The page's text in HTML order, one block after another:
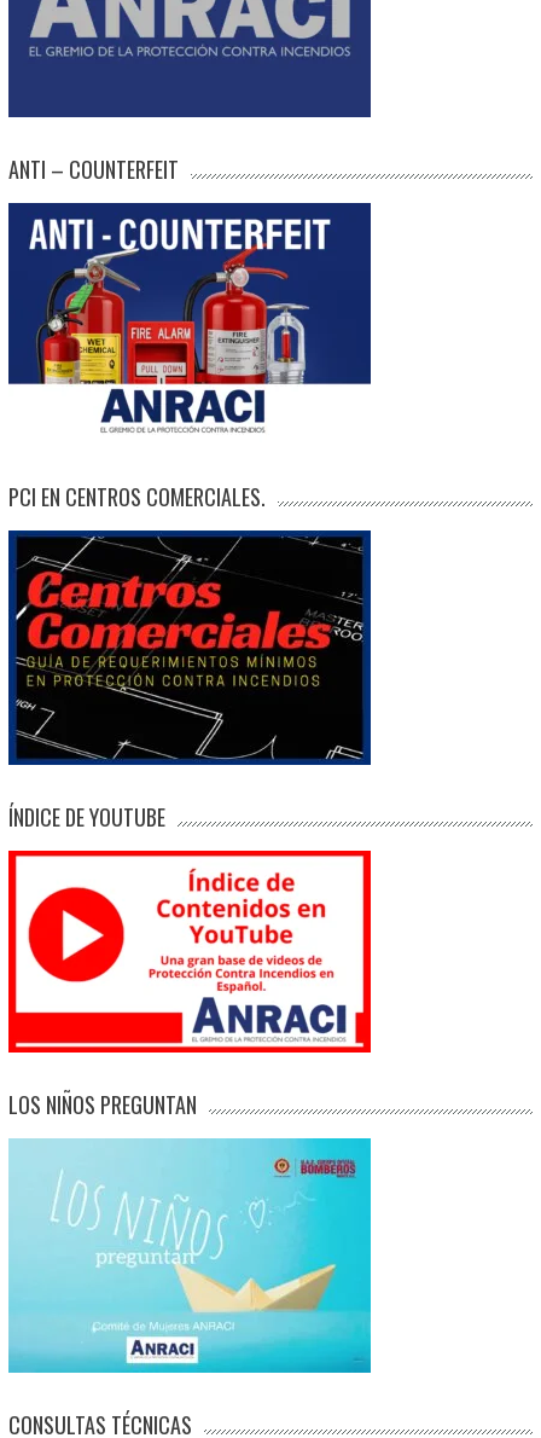
ANTI – COUNTERFEIT
PCI EN CENTROS COMERCIALES.
ÍNDICE DE YOUTUBE
LOS NIÑOS PREGUNTAN
CONSULTAS TÉCNICAS